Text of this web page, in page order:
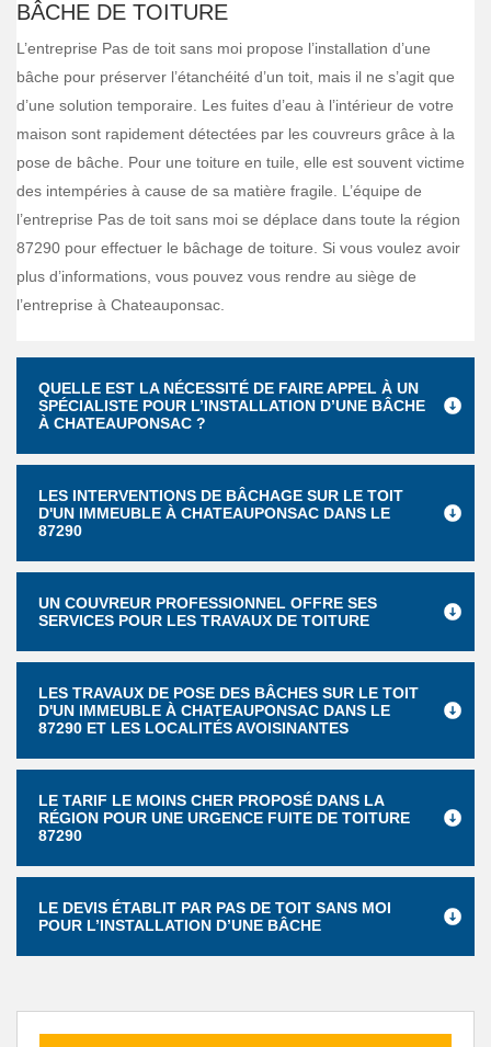
BÂCHE DE TOITURE
L’entreprise Pas de toit sans moi propose l’installation d’une
bâche pour préserver l’étanchéité d’un toit, mais il ne s’agit que
d’une solution temporaire. Les fuites d’eau à l’intérieur de votre
maison sont rapidement détectées par les couvreurs grâce à la
pose de bâche. Pour une toiture en tuile, elle est souvent victime
des intempéries à cause de sa matière fragile. L’équipe de
l’entreprise Pas de toit sans moi se déplace dans toute la région
87290 pour effectuer le bâchage de toiture. Si vous voulez avoir
plus d’informations, vous pouvez vous rendre au siège de
l’entreprise à Chateauponsac.
QUELLE EST LA NÉCESSITÉ DE FAIRE APPEL À UN
SPÉCIALISTE POUR L’INSTALLATION D’UNE BÂCHE
À CHATEAUPONSAC ?
LES INTERVENTIONS DE BÂCHAGE SUR LE TOIT
D'UN IMMEUBLE À CHATEAUPONSAC DANS LE
87290
UN COUVREUR PROFESSIONNEL OFFRE SES
SERVICES POUR LES TRAVAUX DE TOITURE
LES TRAVAUX DE POSE DES BÂCHES SUR LE TOIT
D'UN IMMEUBLE À CHATEAUPONSAC DANS LE
87290 ET LES LOCALITÉS AVOISINANTES
LE TARIF LE MOINS CHER PROPOSÉ DANS LA
RÉGION POUR UNE URGENCE FUITE DE TOITURE
87290
LE DEVIS ÉTABLIT PAR PAS DE TOIT SANS MOI
POUR L’INSTALLATION D’UNE BÂCHE